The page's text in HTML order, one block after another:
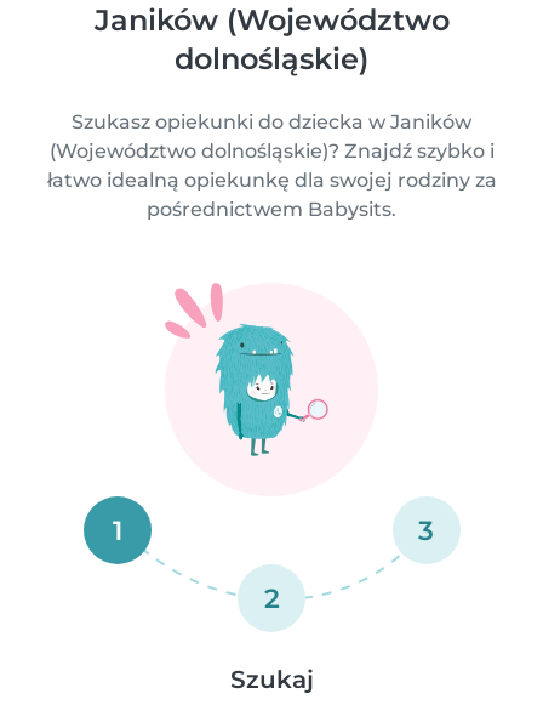
Janików (Województwo
dolnośląskie)
Szukasz opiekunki do dziecka w Janików
(Województwo dolnośląskie)? Znajdź szybko i
łatwo idealną opiekunkę dla swojej rodziny za
pośrednictwem Babysits.
1
2
3
Szukaj